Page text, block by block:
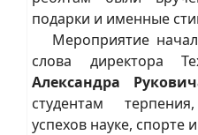
подарки и именные
Мероприятие
слова директора
Александра
студентам
успехов науке, спорте